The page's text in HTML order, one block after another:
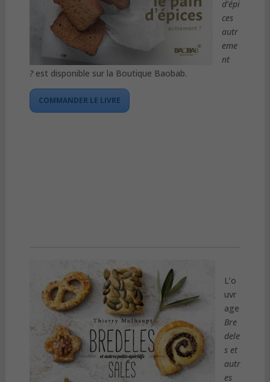
d’épi
ces
autr
eme
nt
?est disponible sur la Boutique Baobab.
COMMANDER LE LIVRE
L’o
uvr
age
Bre
dele
s et
autr
es